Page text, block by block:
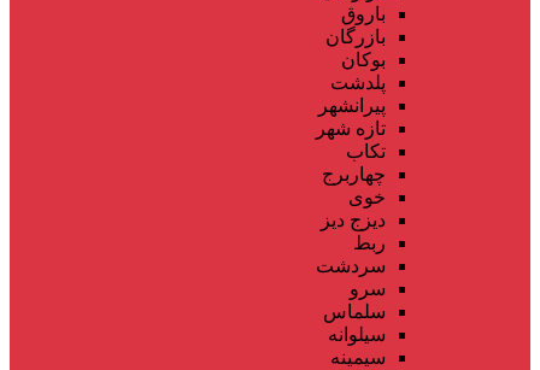
باروق
بازرگان
بوکان
پلدشت
پیرانشهر
تازه شهر
تکاب
چهاربرج
خوی
دیزج دیز
ربط
سردشت
سرو
سلماس
سیلوانه
سیمینه